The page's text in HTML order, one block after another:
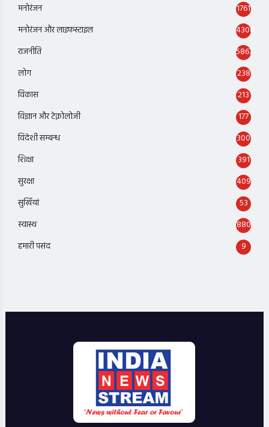
मनोरंजन
1761
मनोरंजन और लाइफस्टाइल
4308
राजनीति
5867
लोग
238
विकास
213
विज्ञान और टेक्नोलोजी
177
विदेशी सम्बन्ध
300
शिक्षा
391
सुरक्षा
409
सुर्खियां
53
स्वास्थ
880
हमारी पसंद
9